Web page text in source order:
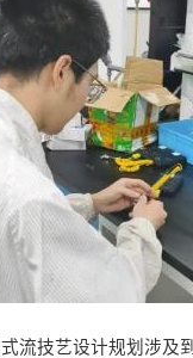
流技艺设计规划涉